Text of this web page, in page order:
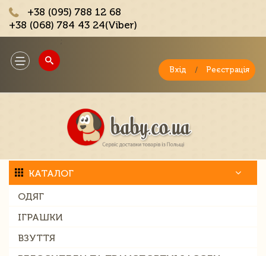
+38 (095) 788 12 68
+38 (068) 784 43 24(Viber)
Toggle
navigation
Вхід / Реєстрація
КАТАЛОГ
ОДЯГ
ІГРАШКИ
ВЗУТТЯ